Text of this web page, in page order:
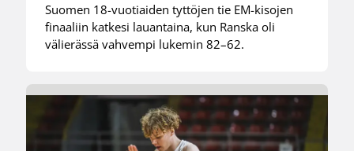
Suomen 18-vuotiaiden tyttöjen tie EM-kisojen
finaaliin katkesi lauantaina, kun Ranska oli
välierässä vahvempi lukemin 82–62.